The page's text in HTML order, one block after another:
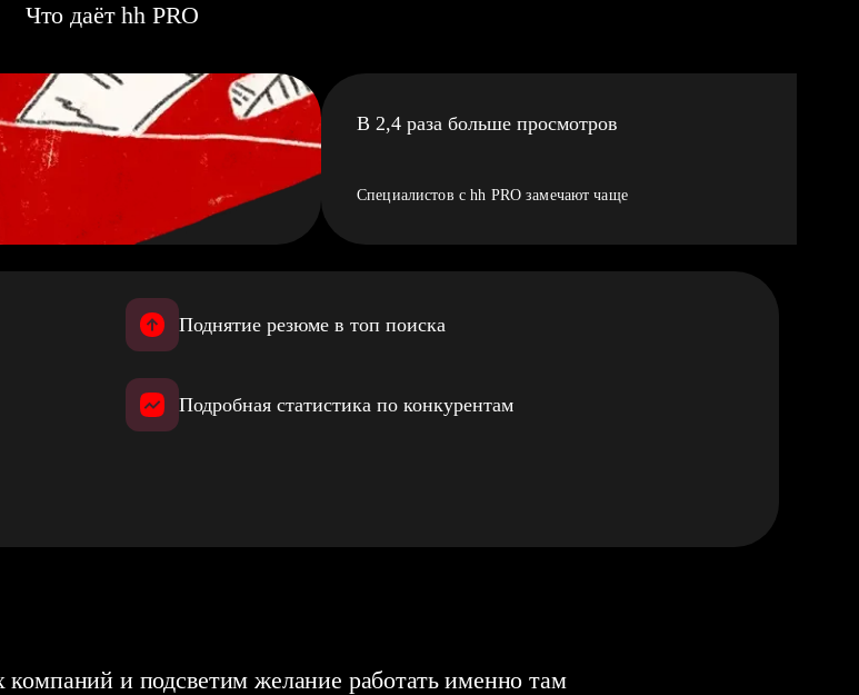
Что даёт hh PRO
В 2,4 раза больше просмотров
Специалистов с hh PRO замечают чаще
Поднятие резюме в топ поиска
Подробная статистика по конкурентам
и подсветим желание работать именно там